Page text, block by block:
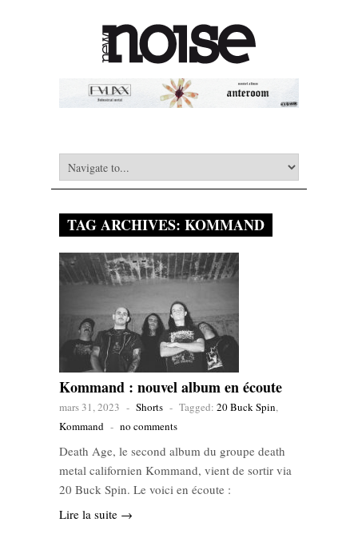
TAG ARCHIVES: KOMMAND
Kommand : nouvel album en écoute
mars 31, 2023 - Shorts - Tagged: 20 Buck Spin,
Kommand - no comments
Death Age, le second album du groupe death
metal californien Kommand, vient de sortir via
20 Buck Spin. Le voici en écoute :
Lire la suite →